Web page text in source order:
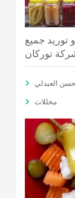
جميع
توركان
العبدلي
مخللات